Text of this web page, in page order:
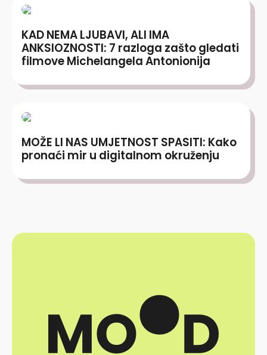
KAD NEMA LJUBAVI, ALI IMA
ANKSIOZNOSTI: 7 razloga zašto gledati
filmove Michelangela Antonionija
MOŽE LI NAS UMJETNOST SPASITI: Kako
pronaći mir u digitalnom okruženju